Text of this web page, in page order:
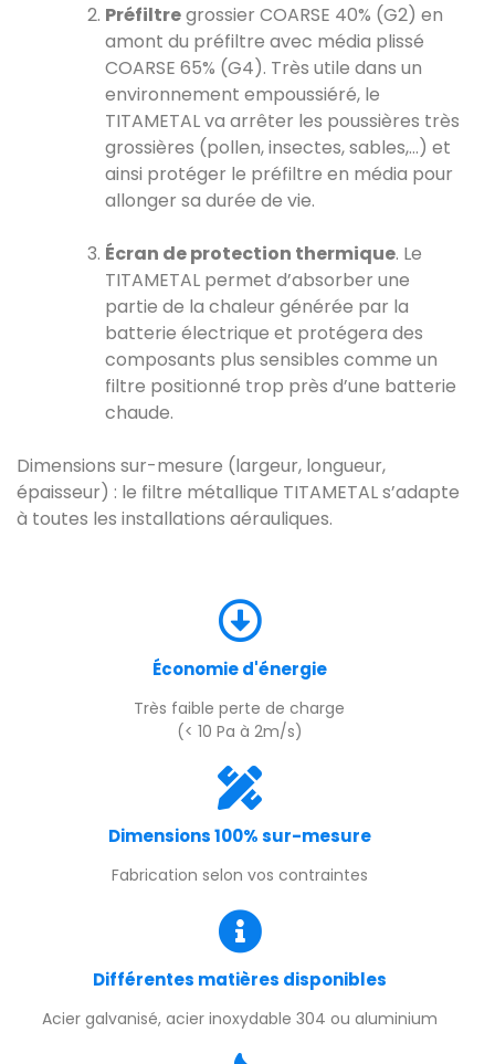
Préfiltregrossier COARSE 40% (G2) en
amont du préfiltre avec média plissé
COARSE 65% (G4). Très utile dans un
environnement empoussiéré, le
TITAMETAL va arrêter les poussières très
grossières (pollen, insectes, sables,…) et
ainsi protéger le préfiltre en média pour
allonger sa durée de vie.
Écran de protection thermique. Le
TITAMETAL permet d’absorber une
partie de la chaleur générée par la
batterie électrique et protégera des
composants plus sensibles comme un
filtre positionné trop près d’une batterie
chaude.
Dimensions sur-mesure (largeur, longueur,
épaisseur) : le filtre métallique TITAMETAL s’adapte
à toutes les installations aérauliques.
Économie d'énergie
Très faible perte de charge
(< 10 Pa à 2m/s)
Dimensions 100% sur-mesure
Fabrication selon vos contraintes
Différentes matières disponibles
Acier galvanisé, acier inoxydable 304 ou aluminium